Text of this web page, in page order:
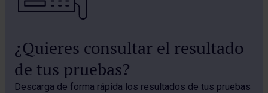
¿Quieres consultar el resultado
de tus pruebas?
Descarga de forma rápida los resultados de tus pruebas